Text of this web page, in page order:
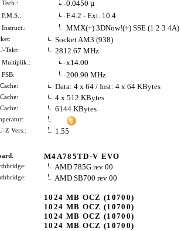
Tech.: 0.0450 µ
F.M.S.: F.4.2 - Ext. 10.4
Instruct.: MMX(+) 3DNow!(+) SSE (1 2 3
Socket AM3 (938)
Takt: 2812.67 MHz
Multiplik.: x14.00
FSB: 200.90 MHz
Data: 4 x 64 / Inst: 4 x 64 KBytes
4 x 512 KBytes
6144 KBytes
Z Vers.:
1.55
: M4A785TD-V EVO
AMD 785G rev 00
AMD SB700 rev 00
1024 MB OCZ (10700)
1024 MB OCZ (10700)
1024 MB OCZ (10700)
1024 MB OCZ (10700)